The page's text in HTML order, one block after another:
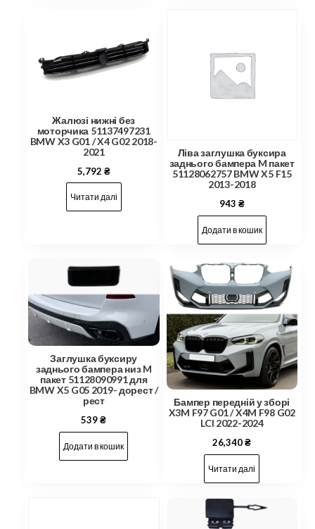
Жалюзі нижні без
моторчика 51137497231
BMW X3 G01 / X4 G02 2018-
2021
5,792 ₴
Читати далі
Ліва заглушка буксира
заднього бампера M пакет
51128062757 BMW X5 F15
2013-2018
943 ₴
Додати в кошик
Заглушка буксиру
заднього бампера низ M
пакет 51128090991 для
BMW X5 G05 2019- дорест /
рест
539₴
Додати в кошик
Бампер передній у зборі
X3M F97 G01 / X4M F98 G02
LCI 2022-2024
26,340₴
Читати далі